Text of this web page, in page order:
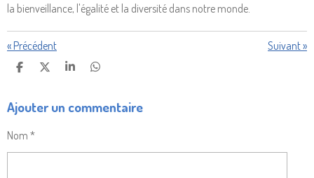
la bienveillance, l'égalité et la diversité dans notre monde.
« Précédent Suivant»
P
T
A
E
R
P
T
A
R
P
T
A
R
P
T
A
R
Ajouter un commentaire
Nom *